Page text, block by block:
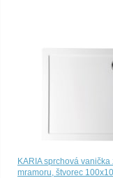
KARIA sprchová vanička
mramoru, štvorec